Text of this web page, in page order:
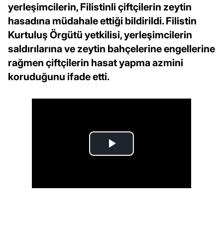
yerleşimcilerin, Filistinli çiftçilerin zeytin
hasadına müdahale ettiği bildirildi. Filistin
Kurtuluş Örgütü yetkilisi, yerleşimcilerin
saldırılarına ve zeytin bahçelerine engellerine
rağmen çiftçilerin hasat yapma azmini
koruduğunu ifade etti.